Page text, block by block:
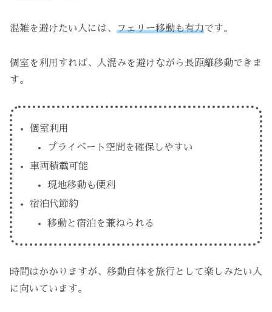
混雑を避けたい人には、 フェリー移動も有力です。
個室を利用すれば、人混みを避けながら長距離移動できま
す。
個室利用
プライベート空間を確保しやすい
車両積載可能
現地移動も便利
宿泊代節約
移動と宿泊を兼ねられる
時間はかかりますが、移動自体を旅行として楽しみたい人
に向いています。